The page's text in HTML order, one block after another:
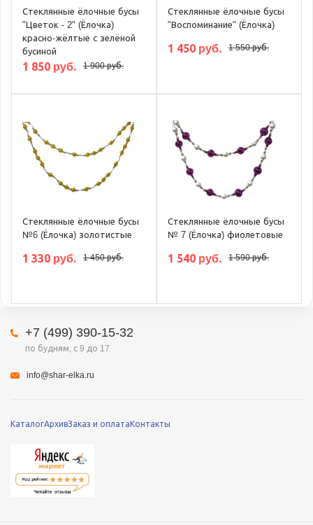
Стеклянные ёлочные бусы
"Цветок - 2" (Ёлочка)
красно-жёлтые с зелёной
бусиной
1 850 руб. 1 900 руб.
Стеклянные ёлочные бусы
"Воспоминание" (Ёлочка)
1 450 руб. 1 550 руб.
Стеклянные ёлочные бусы
№6 (Ёлочка) золотистые
1 330 руб. 1 450 руб.
Стеклянные ёлочные бусы
№ 7 (Ёлочка) фиолетовые
1 540 руб. 1 590 руб.
КаталогАрхивЗаказ и оплатаКонтакты
+7 (499) 390-15-32
по будням, с 9 до 17
info@shar-elka.ru